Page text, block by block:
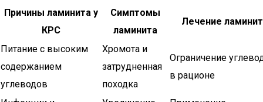
Причины ламинита у
КРС
Симптомы
ламинита
Лечение
Питание с высоким
содержанием
углеводов
Хромота и
затрудненная
походка
Ограничение
в рационе